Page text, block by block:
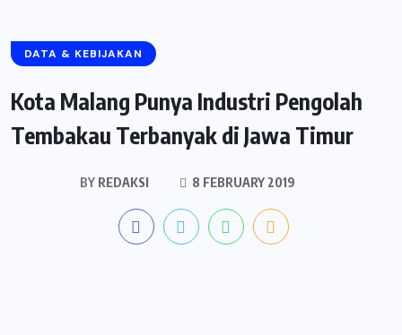
DATA & KEBIJAKAN
Kota Malang Punya Industri Pengolah
Tembakau Terbanyak di Jawa Timur
BY REDAKSI 8 FEBRUARY 2019